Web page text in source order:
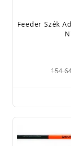
Feeder Szék
154